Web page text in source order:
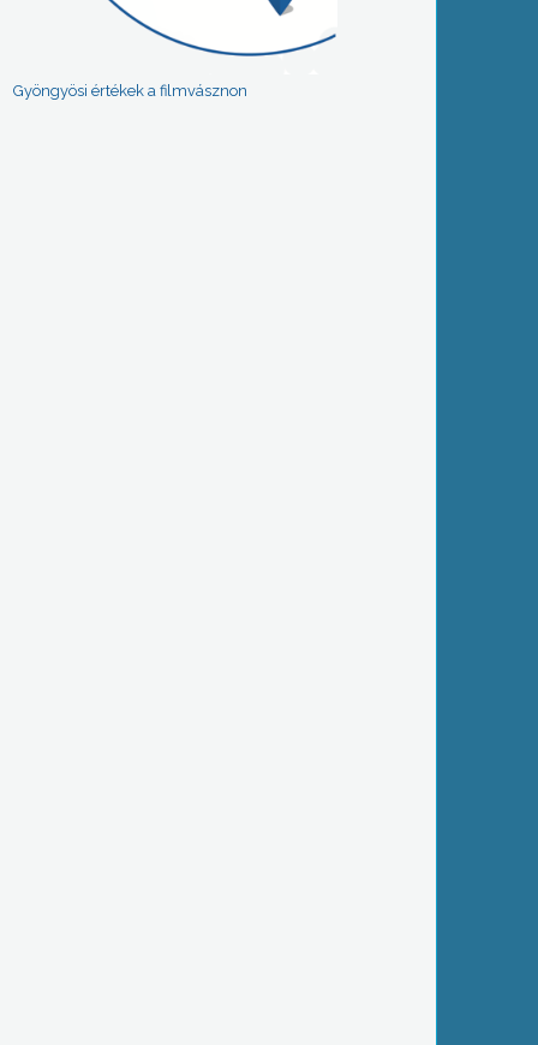
Gyöngyösi értékek a filmvásznon